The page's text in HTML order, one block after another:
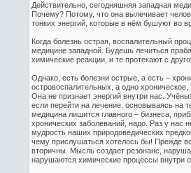
Действительно, сегодняшняя западная
Почему? Потому, что она вылечивает
тонких энергий, которые в нём бушуют во
Когда болезнь острая, воспалительный
медицине западной. Будешь лечиться
химические реакции, и те протекают с
Однако, есть болезни острые, а есть –
островоспалительных, а одно
Она не признает энергий внутри нас.
если перейти на лечение, основываясь на
медицина лишится главного – бизнеса,
хронических заболеваний, надо. Раз у нас
мудрость наших природоведических
чему прислушаться хотелось бы! Прежде
вторичны. Мысль создает резонанс,
нарушаются химические процессы внутри